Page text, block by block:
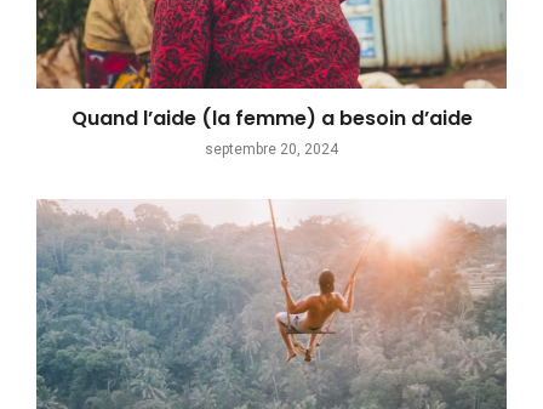
Quand l’aide (la femme) a besoin d’aide
septembre 20, 2024